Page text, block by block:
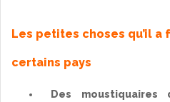
Les petites choses qu’il
certains pays
Des moustiquaires